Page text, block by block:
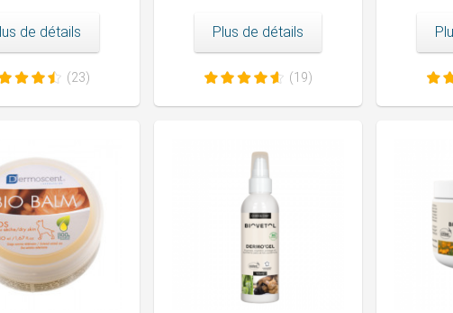
de détails
(23)
Plus de détails
(19)